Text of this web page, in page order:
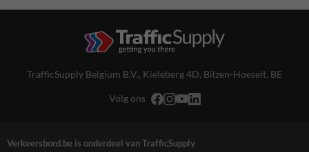
TrafficSupply Belgium B.V., Kieleberg 4D, Bilzen-Hoeselt, BE
Volg ons
Verkeersbord.be is onderdeel van TrafficSupply